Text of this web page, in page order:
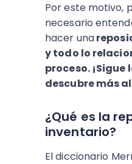
Por este motivo,
necesario
hacer una
y todo lo
proceso. ¡Sigue
descubre más
¿Qué es la
inventario?
El diccionario